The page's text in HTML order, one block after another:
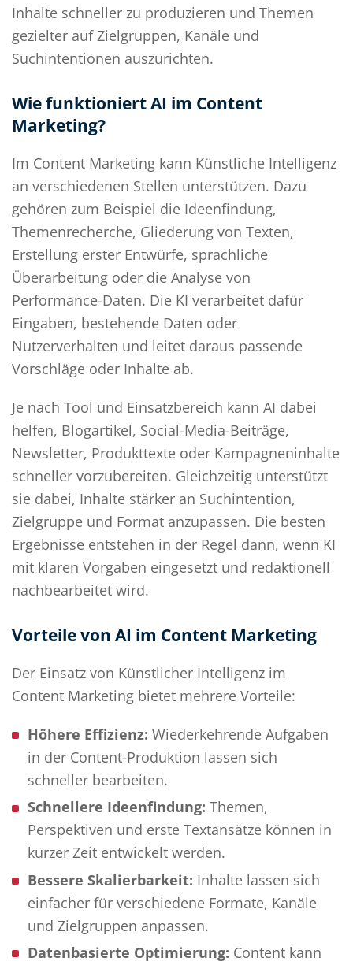
Inhalte schneller zu produzieren und Themen
gezielter auf Zielgruppen, Kanäle und
Suchintentionen auszurichten.
Wie funktioniert AI im Content
Marketing?
Im Content Marketing kann Künstliche Intelligenz
an verschiedenen Stellen unterstützen. Dazu
gehören zum Beispiel die Ideenfindung,
Themenrecherche, Gliederung von Texten,
Erstellung erster Entwürfe, sprachliche
Überarbeitung oder die Analyse von
Performance-Daten. Die KI verarbeitet dafür
Eingaben, bestehende Daten oder
Nutzerverhalten und leitet daraus passende
Vorschläge oder Inhalte ab.
Je nach Tool und Einsatzbereich kann AI dabei
helfen, Blogartikel, Social-Media-Beiträge,
Newsletter, Produkttexte oder Kampagneninhalte
schneller vorzubereiten. Gleichzeitig unterstützt
sie dabei, Inhalte stärker an Suchintention,
Zielgruppe und Format anzupassen. Die besten
Ergebnisse entstehen in der Regel dann, wenn KI
mit klaren Vorgaben eingesetzt und redaktionell
nachbearbeitet wird.
Vorteile von AI im Content Marketing
Der Einsatz von Künstlicher Intelligenz im
Content Marketing bietet mehrere Vorteile:
Höhere Effizienz: Wiederkehrende Aufgaben
in der Content-Produktion lassen sich
schneller bearbeiten.
Schnellere Ideenfindung: Themen,
Perspektiven und erste Textansätze können in
kurzer Zeit entwickelt werden.
Bessere Skalierbarkeit: Inhalte lassen sich
einfacher für verschiedene Formate, Kanäle
und Zielgruppen anpassen.
Datenbasierte Optimierung: Content kann